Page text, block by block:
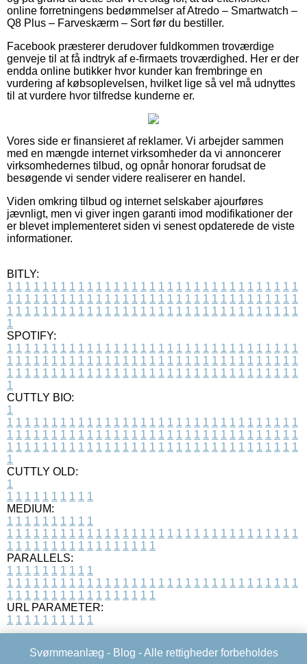
online forretningens bedømmelser af Atredo – Smartwatch –
Q8 Plus – Farveskærm – Sort før du bestiller.
Facebook præsterer derudover fuldkommen troværdige
genveje til at få indtryk af e-firmaets troværdighed. Her er der
endda online butikker hvor kunder kan frembringe en
vurdering af købsoplevelsen, hvilket lige så vel må udnyttes
til at vurdere hvor tilfredse kunderne er.
Vores side er finansieret af reklamer. Vi arbejder sammen
med en mængde internet virksomheder da vi annoncerer
virksomhedernes tilbud, og opnår honorar forudsat de
besøgende vi sender videre realiserer en handel.
Viden omkring tilbud og internet selskaber ajourføres
jævnligt, men vi giver ingen garanti imod modifikationer der
er blevet implementeret siden vi senest opdaterede de viste
informationer.
BITLY:
1 1 1 1 1 1 1 1 1 1 1 1 1 1 1 1 1 1 1 1 1 1 1 1 1 1 1 1 1 1 1 1 1
1 1 1 1 1 1 1 1 1 1 1 1 1 1 1 1 1 1 1 1 1 1 1 1 1 1 1 1 1 1 1 1 1
1 1 1 1 1 1 1 1 1 1 1 1 1 1 1 1 1 1 1 1 1 1 1 1 1 1 1 1 1 1 1 1 1
1
SPOTIFY:
1 1 1 1 1 1 1 1 1 1 1 1 1 1 1 1 1 1 1 1 1 1 1 1 1 1 1 1 1 1 1 1 1
1 1 1 1 1 1 1 1 1 1 1 1 1 1 1 1 1 1 1 1 1 1 1 1 1 1 1 1 1 1 1 1 1
1 1 1 1 1 1 1 1 1 1 1 1 1 1 1 1 1 1 1 1 1 1 1 1 1 1 1 1 1 1 1 1 1
1
CUTTLY BIO:
1
1 1 1 1 1 1 1 1 1 1 1 1 1 1 1 1 1 1 1 1 1 1 1 1 1 1 1 1 1 1 1 1 1
1 1 1 1 1 1 1 1 1 1 1 1 1 1 1 1 1 1 1 1 1 1 1 1 1 1 1 1 1 1 1 1 1
1 1 1 1 1 1 1 1 1 1 1 1 1 1 1 1 1 1 1 1 1 1 1 1 1 1 1 1 1 1 1 1 1
1
CUTTLY OLD:
1
1 1 1 1 1 1 1 1 1 1
MEDIUM:
1 1 1 1 1 1 1 1 1 1
1 1 1 1 1 1 1 1 1 1 1 1 1 1 1 1 1 1 1 1 1 1 1 1 1 1 1 1 1 1 1 1 1
1 1 1 1 1 1 1 1 1 1 1 1 1 1 1 1 1
PARALLELS:
1 1 1 1 1 1 1 1 1 1
1 1 1 1 1 1 1 1 1 1 1 1 1 1 1 1 1 1 1 1 1 1 1 1 1 1 1 1 1 1 1 1 1
1 1 1 1 1 1 1 1 1 1 1 1 1 1 1 1 1
URL PARAMETER:
1 1 1 1 1 1 1 1 1 1
Svømmeanlæg - Blog - Alle rettigheder forbeholdes